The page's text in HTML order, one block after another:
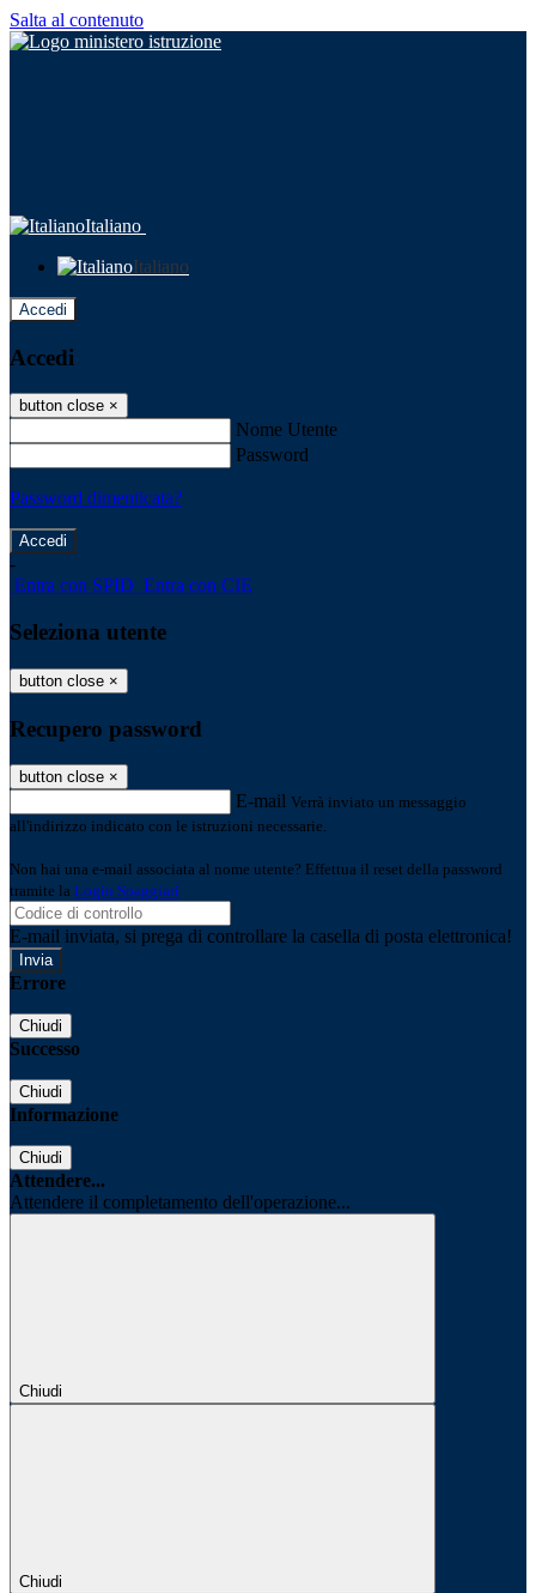
Salta al contenuto
Italiano
Italiano
Accedi
Accedi
button close ×
Nome Utente
Password
Password dimenticata?
-
Entra con SPID Entra con CIE
Seleziona utente
button close ×
Recupero password
button close ×
E-mail Verrà inviato un messaggio
all'indirizzo indicato con le istruzioni necessarie.
Non hai una e-mail associata al nome utente? Effettua il reset della password
tramite la Login Spaggiari
E-mail inviata, si prega di controllare la casella di posta elettronica!
Errore
Chiudi
Successo
Chiudi
Informazione
Chiudi
Attendere...
Attendere il completamento dell'operazione...
Chiudi
Chiudi